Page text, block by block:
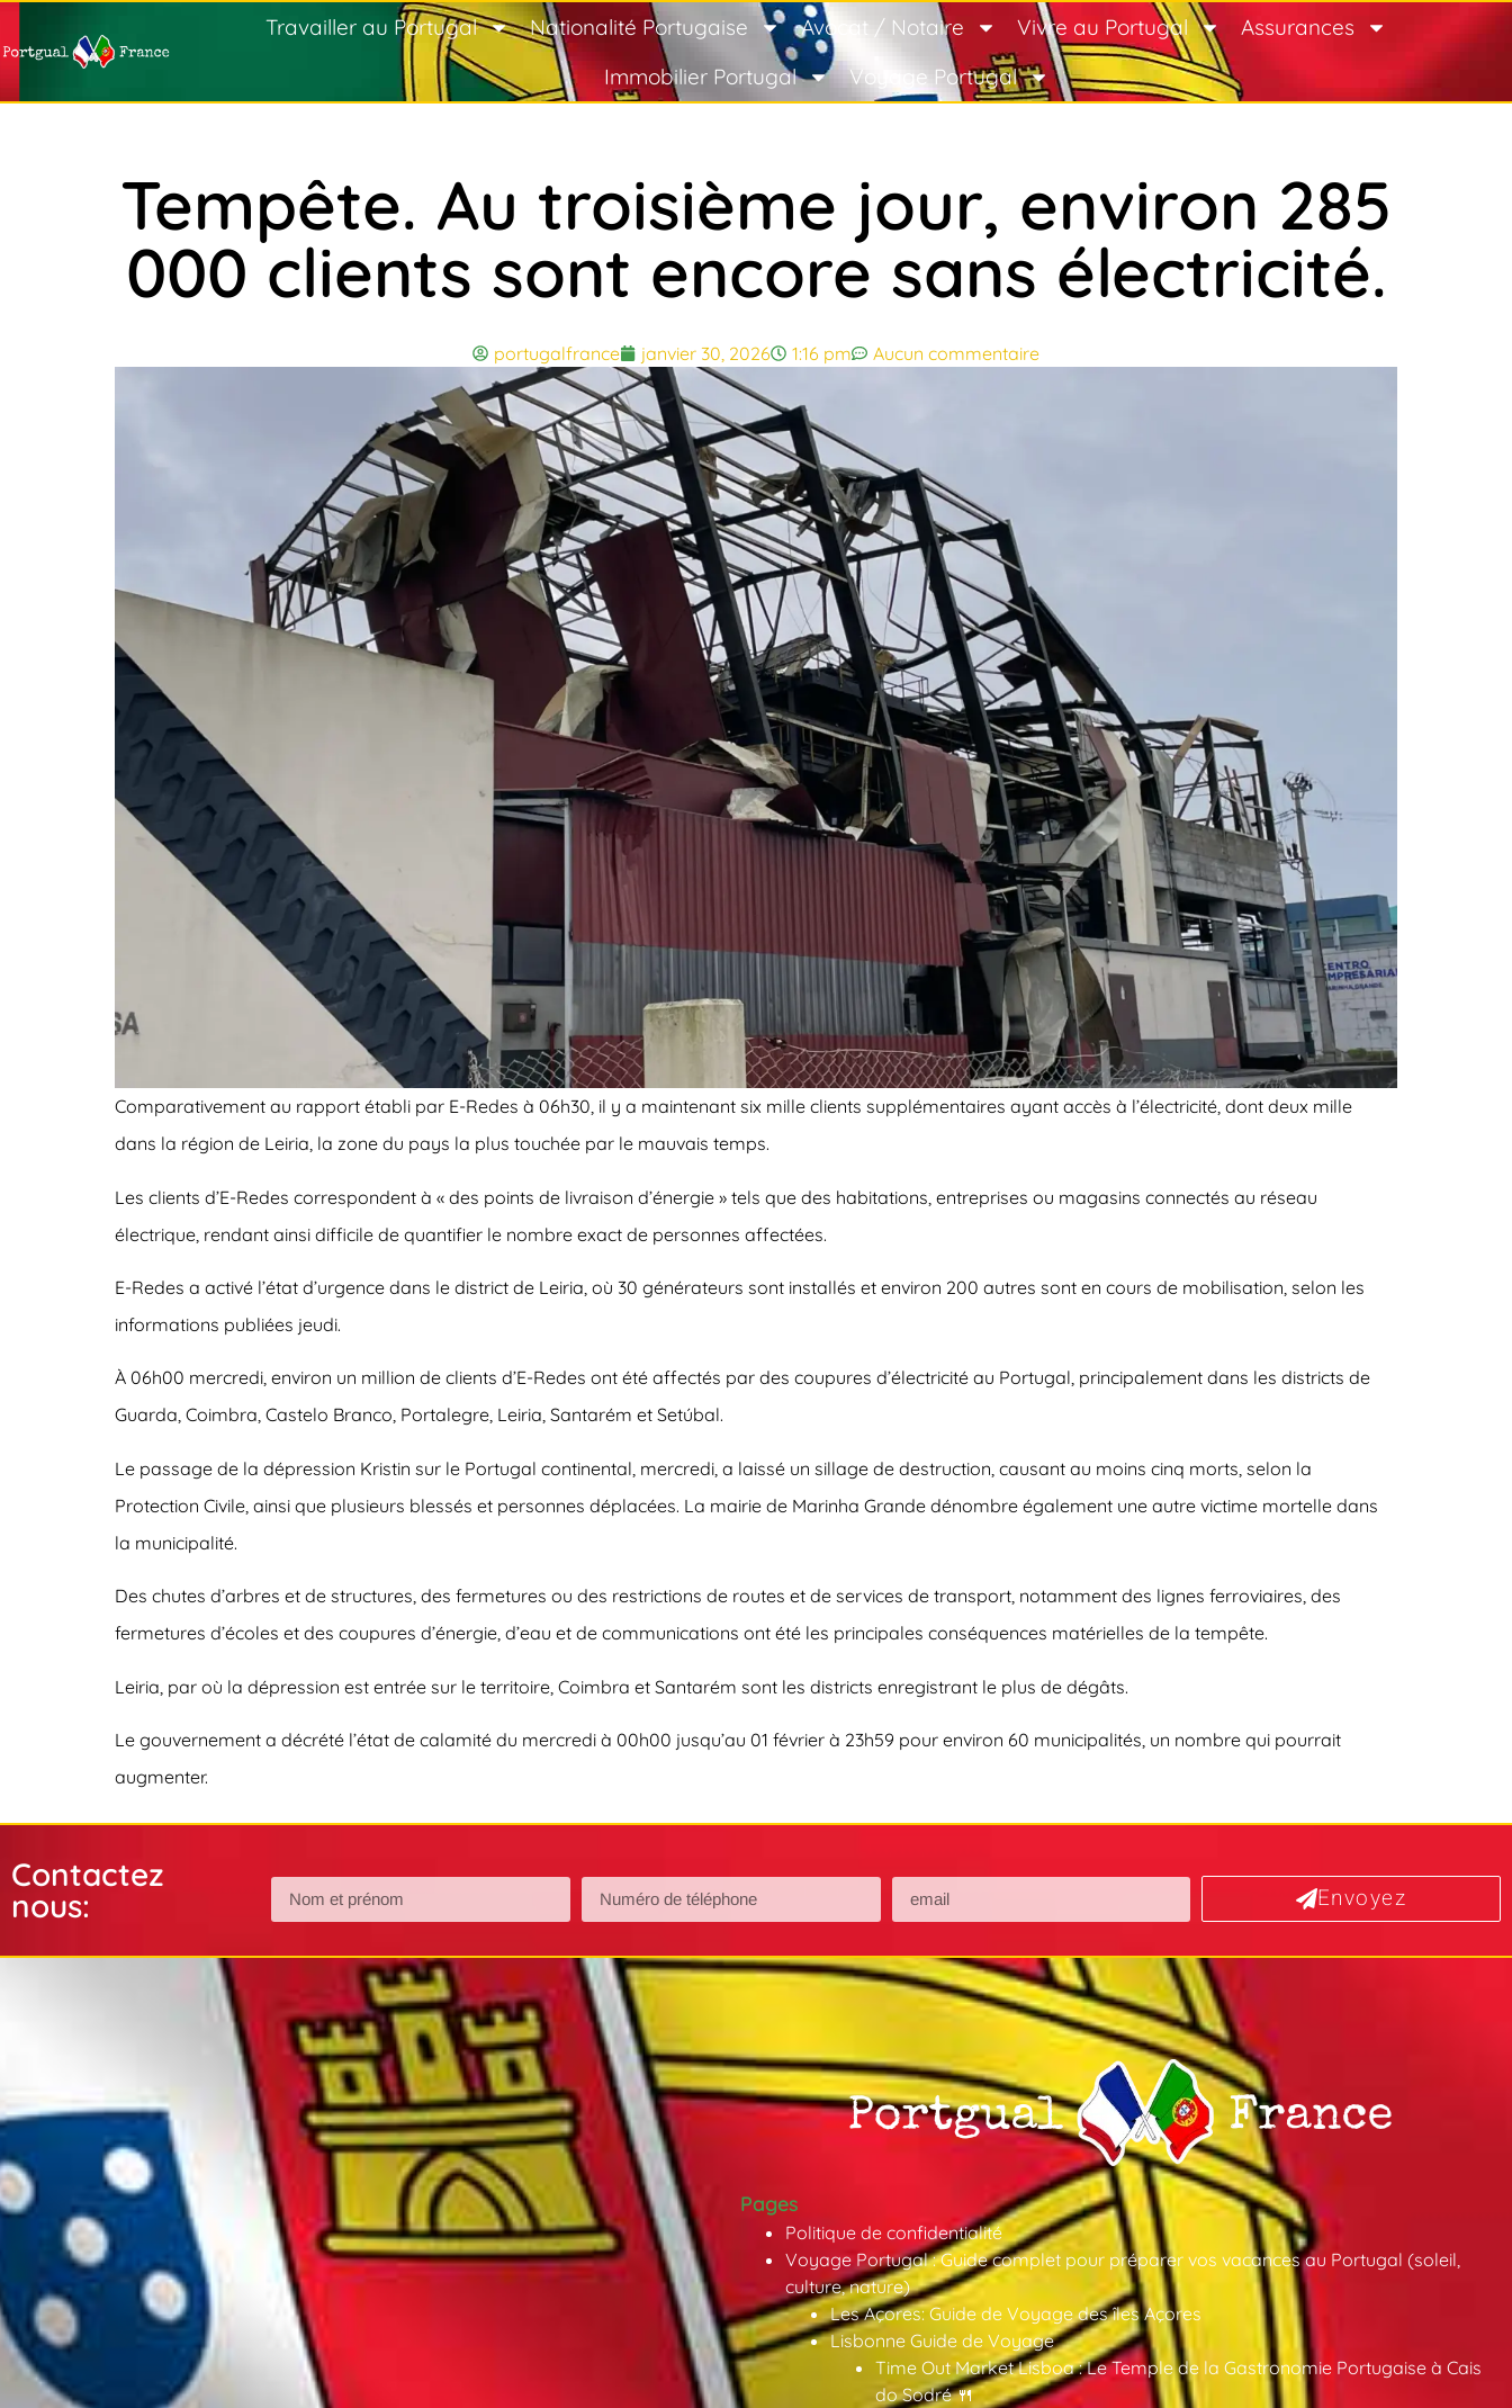
Travailler au Portugal Nationalité Portugaise Avocat / Notaire Vivre au Portugal
Assurances
Immobilier Portugal
Voyage Portugal
Tempête. Au troisième jour, environ 285
000 clients sont encore sans électricité.
portugalfrance janvier 30, 2026 1:16 pm Aucun commentaire
Comparativement au rapport établi par E-Redes à 06h30, il y a maintenant six mille clients supplémentaires ayant accès à l’électricité, dont deux mille
dans la région de Leiria, la zone du pays la plus touchée par le mauvais temps.
Les clients d’E-Redes correspondent à « des points de livraison d’énergie » tels que des habitations, entreprises ou magasins connectés au réseau
électrique, rendant ainsi difficile de quantifier le nombre exact de personnes affectées.
E-Redes a activé l’état d’urgence dans le district de Leiria, où 30 générateurs sont installés et environ 200 autres sont en cours de mobilisation, selon les
informations publiées jeudi.
À 06h00 mercredi, environ un million de clients d’E-Redes ont été affectés par des coupures d’électricité au Portugal, principalement dans les districts de
Guarda, Coimbra, Castelo Branco, Portalegre, Leiria, Santarém et Setúbal.
Le passage de la dépression Kristin sur le Portugal continental, mercredi, a laissé un sillage de destruction, causant au moins cinq morts, selon la
Protection Civile, ainsi que plusieurs blessés et personnes déplacées. La mairie de Marinha Grande dénombre également une autre victime mortelle dans
la municipalité.
Des chutes d’arbres et de structures, des fermetures ou des restrictions de routes et de services de transport, notamment des lignes ferroviaires, des
fermetures d’écoles et des coupures d’énergie, d’eau et de communications ont été les principales conséquences matérielles de la tempête.
Leiria, par où la dépression est entrée sur le territoire, Coimbra et Santarém sont les districts enregistrant le plus de dégâts.
Le gouvernement a décrété l’état de calamité du mercredi à 00h00 jusqu’au 01 février à 23h59 pour environ 60 municipalités, un nombre qui pourrait
augmenter.
Contactez
nous:
Envoyez
Pages
Politique de confidentialité
Voyage Portugal : Guide complet pour préparer vos vacances au Portugal (soleil,
culture, nature)
Les Açores: Guide de Voyage des îles Açores
Lisbonne Guide de Voyage
Time Out Market Lisboa : Le Temple de la Gastronomie Portugaise à Cais
do Sodré 🍴